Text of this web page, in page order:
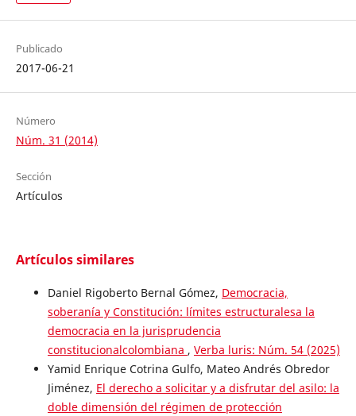
Publicado
2017-06-21
Número
Núm. 31 (2014)
Sección
Artículos
Artículos similares
Daniel Rigoberto Bernal Gómez, Democracia,
soberanía y Constitución: límites estructuralesa la
democracia en la jurisprudencia
constitucionalcolombiana , Verba luris: Núm. 54 (2025)
Yamid Enrique Cotrina Gulfo, Mateo Andrés Obredor
Jiménez, El derecho a solicitar y a disfrutar del asilo: la
doble dimensión del régimen de protección